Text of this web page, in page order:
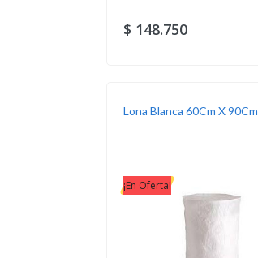
$ 148.750
Lona Blanca 60Cm X 90Cm
¡En Oferta!